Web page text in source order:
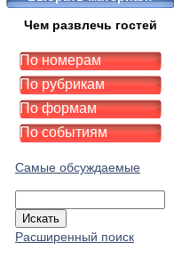
Чем развлечь гостей
По номерам
По рубрикам
По формам
По событиям
Самые обсуждаемые
Расширенный поиск